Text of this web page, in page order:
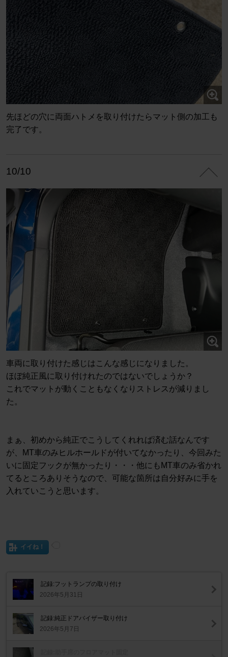
先ほどの穴に両面ハトメを取り付けたらマット側の加工も
完了です。
10/10
車両に取り付けた感じはこんな感じになりました。
ほぼ純正風に取り付けれたのではないでしょうか？
これでマットが動くこともなくなりストレスが減りまし
た。
まぁ、初めから純正でこうしてくれれば済む話なんです
が、MT車のみヒルホールドが付いてなかったり、今回みた
いに固定フックが無かったり・・・他にもMT車のみ省かれ
てるところありそうなので、可能な箇所は自分好みに手を
入れていこうと思います。
イイね！
記録:フットランプの取り付け
2026年5月31日
記録:純正ドアバイザー取り付け
2026年5月7日